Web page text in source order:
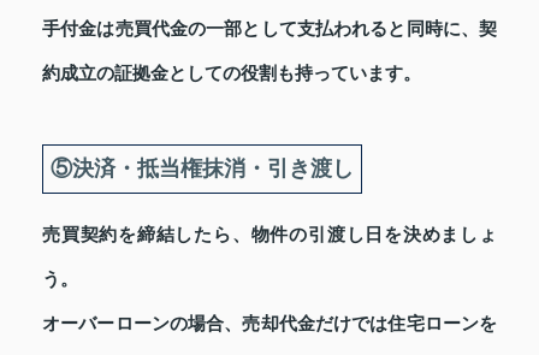
手付金は売買代金の一部として支払われると同時に、契
約成立の証拠金としての役割も持っています。
⑤決済・抵当権抹消・引き渡し
売買契約を締結したら、物件の引渡し日を決めましょ
う。
オーバーローンの場合、売却代金だけでは住宅ローンを